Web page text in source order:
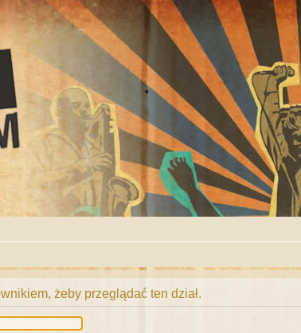
żeby przeglądać ten dział.